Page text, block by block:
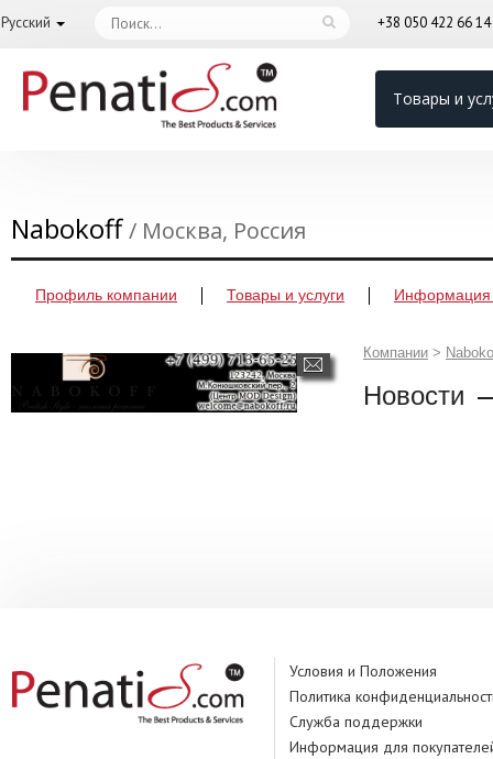
Русский +38 050 422 66 14
Товары и
Nabokoff/ Москва, Россия
Профиль компании Товары и услуги Информация
Компании >
Новости
Условия и Положения
Политика
Служба поддержки
Информация для